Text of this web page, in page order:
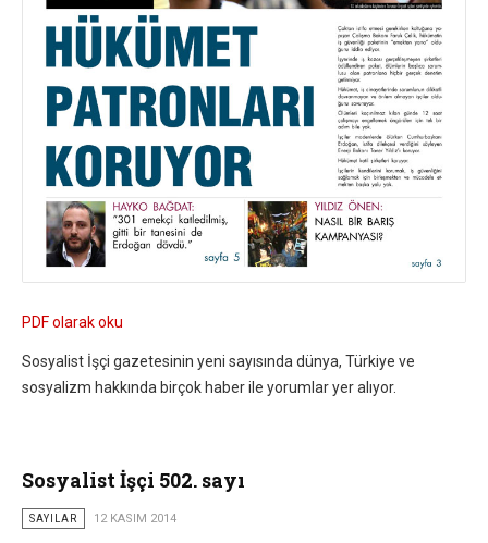
PDF olarak oku
Sosyalist İşçi gazetesinin yeni sayısında dünya, Türkiye ve
sosyalizm hakkında birçok haber ile yorumlar yer alıyor.
Sosyalist İşçi 502. sayı
SAYILAR 12 KASIM 2014